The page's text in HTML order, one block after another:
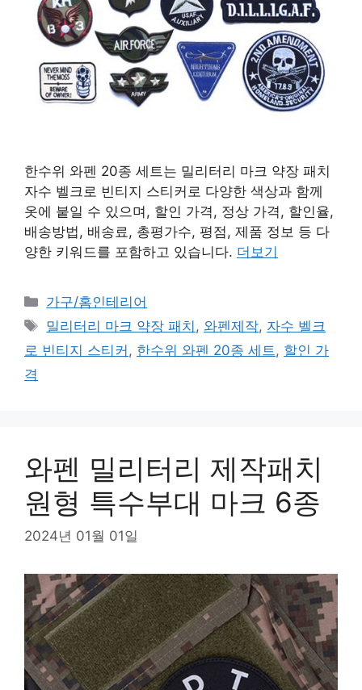
한수위 와펜 20종 세트는 밀리터리 마크 약장 패치
자수 벨크로 빈티지 스티커로 다양한 색상과 함께
옷에 붙일 수 있으며, 할인 가격, 정상 가격, 할인율,
배송방법, 배송료, 총평가수, 평점, 제품 정보 등 다
양한 키워드를 포함하고 있습니다. 더보기
카
테
리
가구/홈인테리어
태
그
밀리터리 마크 약장 패치 , 와펜제작, 자수 벨크
로 빈티지 스티커 , 한수위 와펜 20종 세트, 할인 가
격
와펜 밀리터리 제작패치
원형 특수부대 마크 6종
2024년 01월 01일